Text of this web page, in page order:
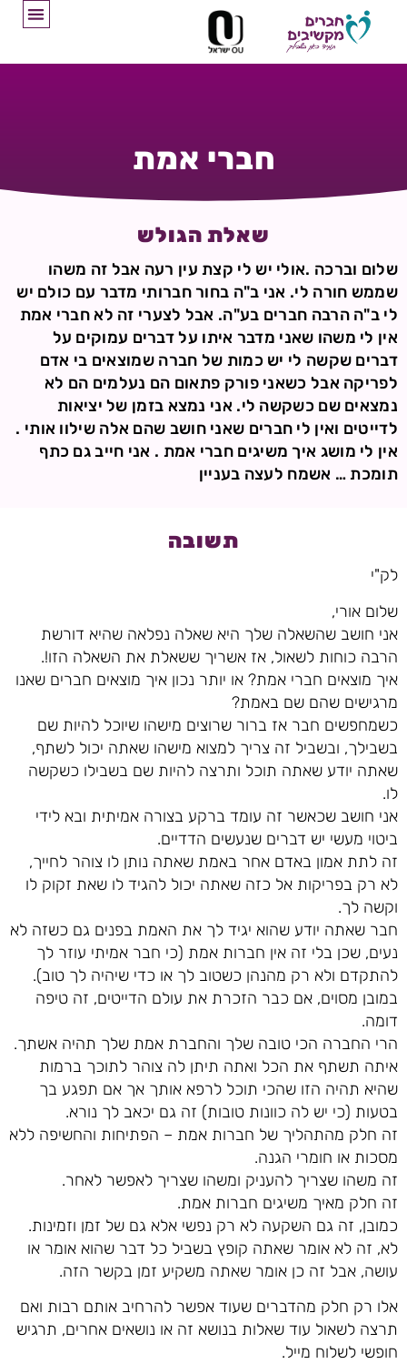
חברי אמת
שאלת הגולש
שלום וברכה .אולי יש לי קצת עין רעה אבל זה משהו
שממש חורה לי. אני ב"ה בחור חברותי מדבר עם כולם יש
לי ב"ה הרבה חברים בע"ה. אבל לצערי זה לא חברי אמת
אין לי משהו שאני מדבר איתו על דברים עמוקים על
דברים שקשה לי יש כמות של חברה שמוצאים בי אדם
לפריקה אבל כשאני פורק פתאום הם נעלמים הם לא
נמצאים שם כשקשה לי. אני נמצא בזמן של יציאות
לדייטים ואין לי חברים שאני חושב שהם אלה שילוו אותי .
אין לי מושג איך משיגים חברי אמת . אני חייב גם כתף
תומכת … אשמח לעצה בעניין
תשובה
לק"י
שלום אורי,
אני חושב שהשאלה שלך היא שאלה נפלאה שהיא דורשת
הרבה כוחות לשאול, אז אשריך ששאלת את השאלה הזו!.
איך מוצאים חברי אמת? או יותר נכון איך מוצאים חברים שאנו
מרגישים שהם שם באמת?
כשמחפשים חבר אז ברור שרוצים מישהו שיוכל להיות שם
בשבילך, ובשביל זה צריך למצוא מישהו שאתה יכול לשתף,
שאתה יודע שאתה תוכל ותרצה להיות שם בשבילו כשקשה
לו.
אני חושב שכאשר זה עומד ברקע בצורה אמיתית ובא לידי
ביטוי מעשי יש דברים שנעשים הדדיים.
זה לתת אמון באדם אחר באמת שאתה נותן לו צוהר לחייך,
לא רק בפריקות אל כזה שאתה יכול להגיד לו שאת זקוק לו
וקשה לך.
חבר שאתה יודע שהוא יגיד לך את האמת בפנים גם כשזה לא
נעים, שכן בלי זה אין חברות אמת (כי חבר אמיתי עוזר לך
להתקדם ולא רק מהנהן כשטוב לך או כדי שיהיה לך טוב).
במובן מסוים, אם כבר הזכרת את עולם הדייטים, זה טיפה
דומה.
הרי החברה הכי טובה שלך והחברת אמת שלך תהיה אשתך.
איתה תשתף את הכל ואתה תיתן לה צוהר לתוכך ברמות
שהיא תהיה הזו שהכי תוכל לרפא אותך אך אם תפגע בך
בטעות (כי יש לה כוונות טובות) זה גם יכאב לך נורא.
זה חלק מהתהליך של חברות אמת – הפתיחות והחשיפה ללא
מסכות או חומרי הגנה.
זה משהו שצריך להעניק ומשהו שצריך לאפשר לאחר.
זה חלק מאיך משיגים חברות אמת.
כמובן, זה גם השקעה לא רק נפשי אלא גם של זמן וזמינות.
לא, זה לא אומר שאתה קופץ בשביל כל דבר שהוא אומר או
עושה, אבל זה כן אומר שאתה משקיע זמן בקשר הזה.
אלו רק חלק מהדברים שעוד אפשר להרחיב אותם רבות ואם
תרצה לשאול עוד שאלות בנושא זה או נושאים אחרים, תרגיש
חופשי לשלוח מייל.